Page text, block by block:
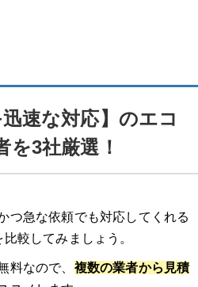
迅速な対応】のエコ
を3社厳選！
つ急な依頼でも対応してくれる
較してみましょう。
料なので、 複数の業者から見積